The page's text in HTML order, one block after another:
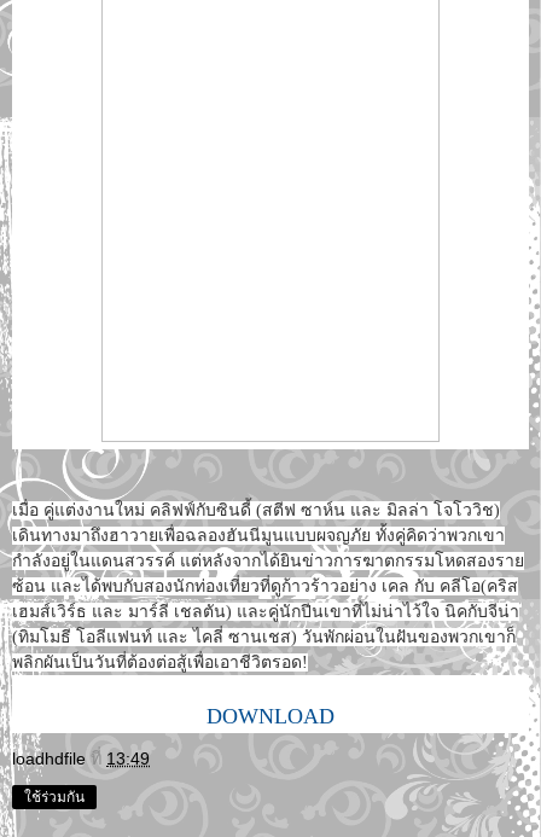
เมื่อ คู่แต่งงานใหม่ คลิฟฟ์กับซินดี้ (สตีฟ ซาห์น และ มิลล่า โจโววิช)
เดินทางมาถึงฮาวายเพื่อฉลองฮันนีมูนแบบผจญภัย ทั้งคู่คิดว่าพวกเขา
กำลังอยู่ในแดนสวรรค์ แต่หลังจากได้ยินข่าวการฆาตกรรมโหดสองราย
ซ้อน และได้พบกับสองนักท่องเที่ยวที่ดูก้าวร้าวอย่าง เคล กับ คลีโอ(คริส
เฮมส์เวิร์ธ และ มาร์ลี เชลตัน) และคู่นักปีนเขาที่ไม่น่าไว้ใจ นิคกับจีน่า
(ทิมโมธี โอลีแฟนท์ และ ไคลี่ ซานเชส) วันพักผ่อนในฝันของพวกเขาก็
พลิกผันเป็นวันที่ต้องต่อสู้เพื่อเอาชีวิตรอด!
DOWNLOAD
loadhdfile ที่ 13:49
ใช้ร่วมกัน